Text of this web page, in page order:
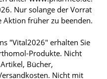
Nur solange der Vorrat
Aktion früher zu beenden.
"Vital2026" erhalten Sie
Produkte. Nicht
Bücher,
Nicht mit